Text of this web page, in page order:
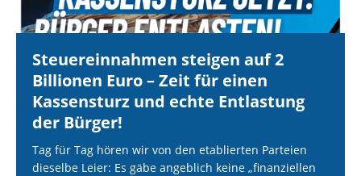
Steuereinnahmen steigen auf 2
Billionen Euro – Zeit für einen
Kassensturz und echte Entlastung
der Bürger!
Tag für Tag hören wir von den etablierten Parteien
dieselbe Leier: Es gäbe angeblich keine „finanziellen